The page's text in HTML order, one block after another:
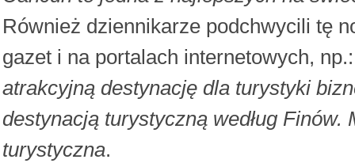
Również dziennikarze podchwycili tę
gazet i na portalach internetowych,
atrakcyjną destynację dla turystyki
destynacją turystyczną według
turystyczna.